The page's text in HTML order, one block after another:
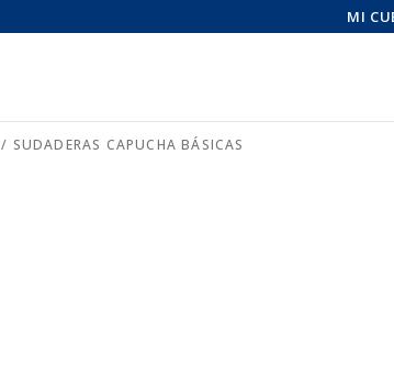
MI
/ SUDADERAS CAPUCHA BÁSICAS